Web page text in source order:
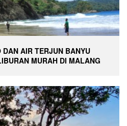
DAN AIR TERJUN BANYU
MURAH DI MALANG